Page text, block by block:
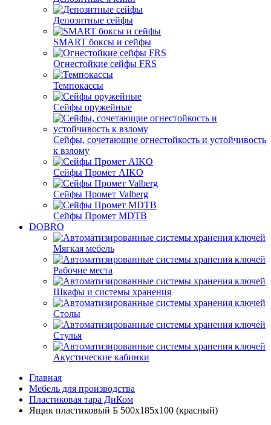
Депозитные сейфы
SMART боксы и сейфы
Огнестойкие сейфы FRS
Темпокассы
Сейфы оружейные
Сейфы, сочетающие огнестойкость и устойчивость
к взлому
Сейфы Промет AIKO
Сейфы Промет Valberg
Сейфы Промет MDTB
DOBRO
Мягкая мебель
Рабочие места
Шкафы и системы хранения
Столы
Стулья
Акустические кабинки
Главная
Мебель для производства
Пластиковая тара ДиКом
Ящик пластиковый Б 500х185х100 (красный)